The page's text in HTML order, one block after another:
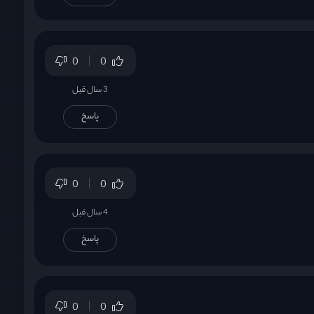
0 0
3 سال قبل
پاسخ
0 0
4 سال قبل
پاسخ
0 0